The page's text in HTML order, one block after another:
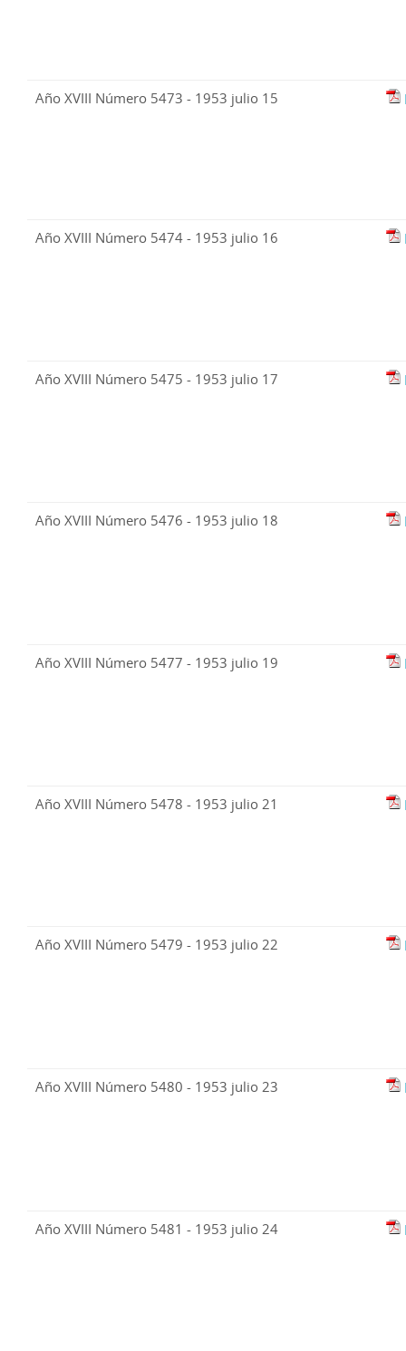
Año XVIII Número 5473 - 1953 julio 15
Año XVIII Número 5474 - 1953 julio 16
Año XVIII Número 5475 - 1953 julio 17
Año XVIII Número 5476 - 1953 julio 18
Año XVIII Número 5477 - 1953 julio 19
Año XVIII Número 5478 - 1953 julio 21
Año XVIII Número 5479 - 1953 julio 22
Año XVIII Número 5480 - 1953 julio 23
Año XVIII Número 5481 - 1953 julio 24